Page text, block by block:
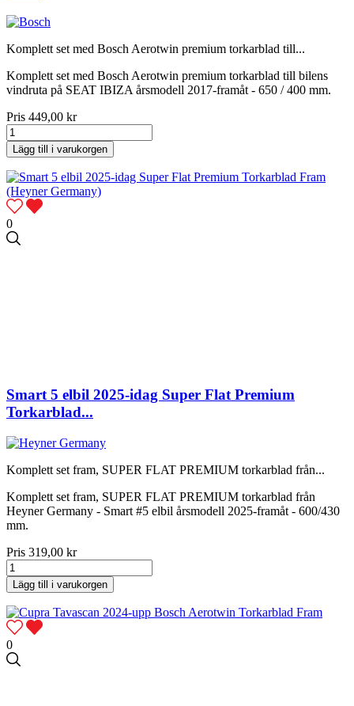
Komplett set med Bosch Aerotwin premium torkarblad till...
Komplett set med Bosch Aerotwin premium torkarblad till bilens
vindruta på SEAT IBIZA årsmodell 2017-framåt - 650 / 400 mm.
Pris 449,00 kr
Lägg till i varukorgen
0
Smart 5 elbil 2025-idag Super Flat Premium
Torkarblad...
Komplett set fram, SUPER FLAT PREMIUM torkarblad från...
Komplett set fram, SUPER FLAT PREMIUM torkarblad från
Heyner Germany - Smart #5 elbil årsmodell 2025-framåt - 600/430
mm.
Pris 319,00 kr
Lägg till i varukorgen
0